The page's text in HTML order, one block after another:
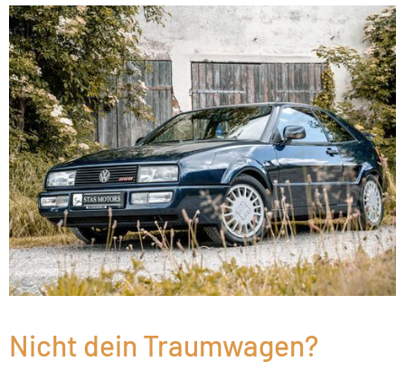
Nicht dein Traumwagen?